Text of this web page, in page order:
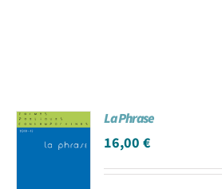
La Phrase
16,00€